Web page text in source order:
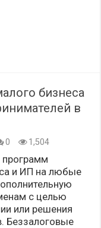
бизнеса
в
0 1,504
программ
и ИП на любые
с целью
или решения
Беззалоговые